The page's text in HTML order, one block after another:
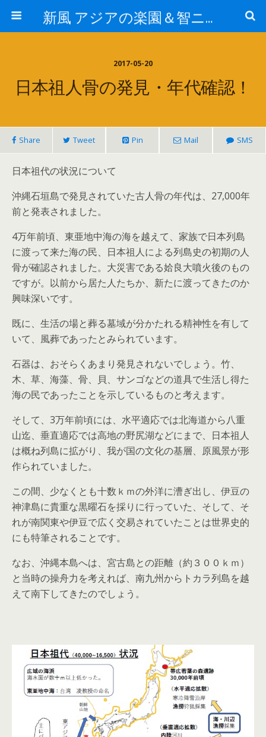
新風 アジアの楽園＆智ニア来富
2017-05-20
日本祖人骨の発見・年代確認！
Share Tweet Pin Mail SMS
日本祖代の状況について
沖縄石垣島で発見されていた古人骨の年代は、27,000年
前と発表されました。
4万年前頃、東亜地中海の海を越えて、家族で日本列島
に渡って来た海の民、日本祖人による列島史の初期の人
骨が確認されました。大災害である姶良大噴火後のもの
ですが。以前から居た人たちか、新たに渡ってきたのか
興味深いです。
既に、生活の場と葬る墓域が分かたれる精神性を有して
いて、風葬であったとみられています。
石器は、おそらくあまり発見されないでしょう。竹、
木、草、海藻、骨、貝、サンゴなどの道具で生活し得た
海の民であったことを示しているものと考えます。
そして、3万年前頃には、水平適応では北海道から八重
山迄、垂直適応では高地の野尻湖などにまで、日本祖人
は概ね列島に拡がり、我が国の文化の基層、原風景が形
作られていました。
この間、少なくとも十数ｋｍの外洋に漕ぎ出し、伊豆の
神津島に貴重な黒曜石を採りに行っていた、そして、そ
れが南関東や伊豆で広く交易されていたことは世界史的
にも特筆されることです。
なお、沖縄本島へは、宮古島との距離（約３００ｋｍ）
と当時の操舟力を考えれば、南九州からトカラ列島を越
えて南下してきたのでしょう。